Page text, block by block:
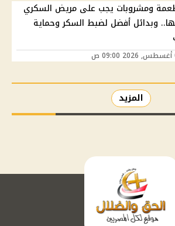
أطعمة ومشروبات يجب على مريض السكري
وبدائل أفضل لضبط السكر وحماية
المزيد